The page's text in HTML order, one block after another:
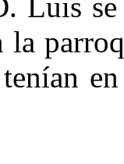
la